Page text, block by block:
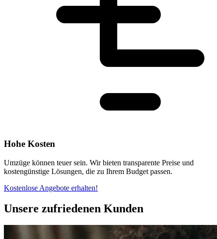
Hohe Kosten
Umzüge können teuer sein. Wir bieten transparente Preise und
kostengünstige Lösungen, die zu Ihrem Budget passen.
Kostenlose Angebote erhalten!
Unsere zufriedenen Kunden